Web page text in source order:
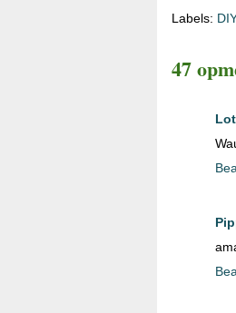
Labels: DIY
47